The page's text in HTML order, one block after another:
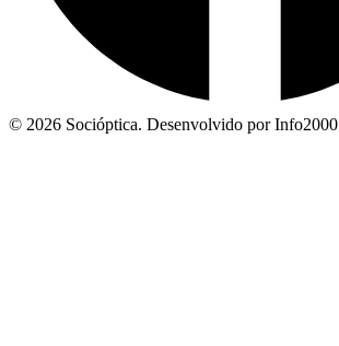
© 2026 Socióptica. Desenvolvido por Info2000